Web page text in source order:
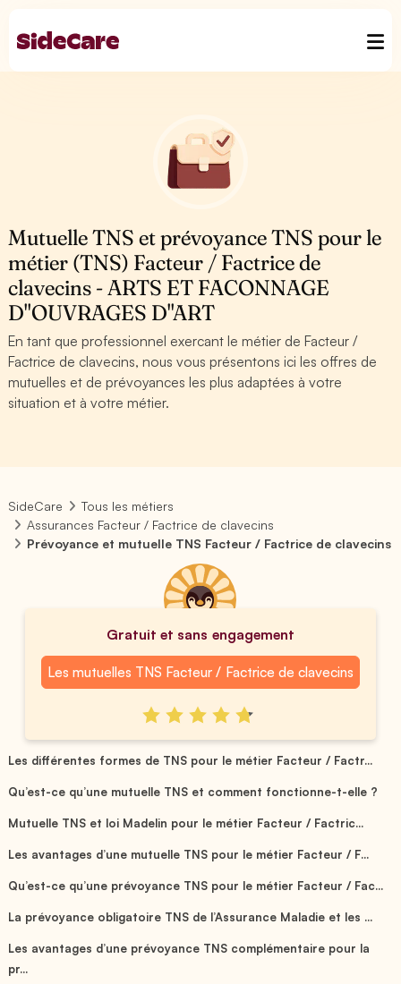
Mutuelle TNS et prévoyance TNS pour le
métier (TNS) Facteur / Factrice de
clavecins - ARTS ET FACONNAGE
D''OUVRAGES D''ART
En tant que professionnel exercant le métier de Facteur /
Factrice de clavecins, nous vous présentons ici les offres de
mutuelles et de prévoyances les plus adaptées à votre
situation et à votre métier.
SideCare
Tous les métiers
Assurances Facteur / Factrice de clavecins
Prévoyance et mutuelle TNS Facteur / Factrice de clavecins
Gratuit et sans engagement
Les mutuelles TNS Facteur / Factrice de clavecins
Les différentes formes de TNS pour le métier Facteur / Factr...
Qu’est-ce qu’une mutuelle TNS et comment fonctionne-t-elle ?
Mutuelle TNS et loi Madelin pour le métier Facteur / Factric...
Les avantages d’une mutuelle TNS pour le métier Facteur / F...
Qu’est-ce qu’une prévoyance TNS pour le métier Facteur / Fac...
La prévoyance obligatoire TNS de l’Assurance Maladie et les ...
Les avantages d’une prévoyance TNS complémentaire pour la
pr...